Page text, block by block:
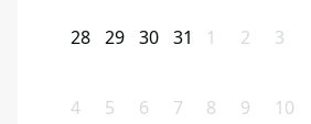
28 29 30 31 1 2 3
4 5 6 7 8 9 10